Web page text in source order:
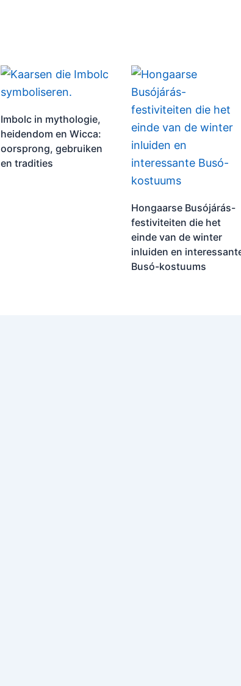
Imbolc in mythologie,
heidendom en Wicca:
oorsprong, gebruiken
en tradities
Hongaarse Busójárás-
festiviteiten die het
einde van de winter
inluiden en
Busó-kostuums